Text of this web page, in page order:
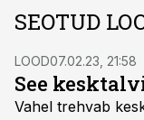
SEOTUD
LOOD07.02.23, 21:58
See
Vahel trehvab